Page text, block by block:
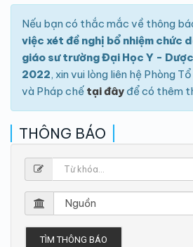
Nếu bạn có thắc mắc về thông
việc xét đề nghị bổ nhiệm chức
giáo sư trường Đại Học Y -
2022, xin vui lòng liên hệ Phòng
và Pháp chế tại đây để có thêm
THÔNG BÁO
TÌM THÔNG BÁO